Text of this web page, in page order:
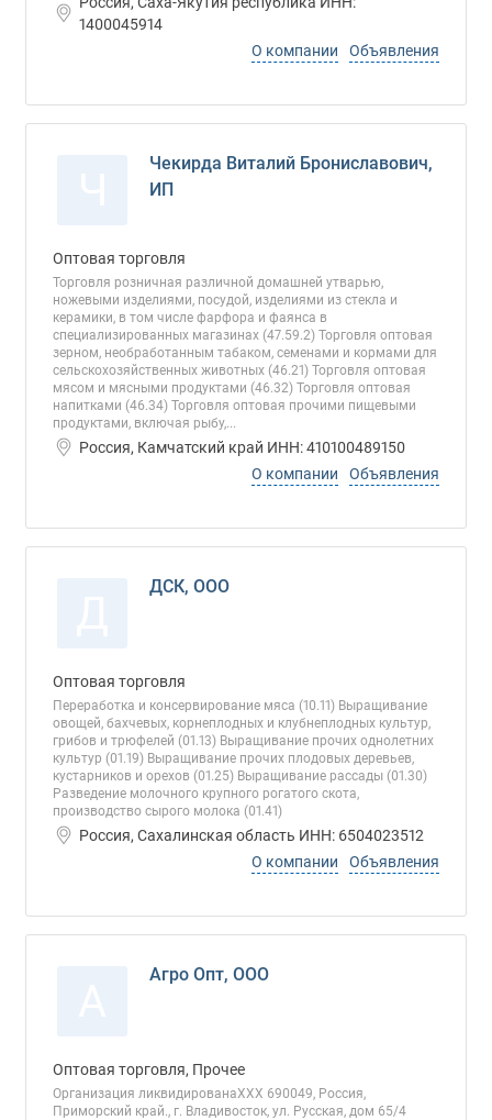
1400045914
О компании
Объявления
Чекирда Виталий Брониславович,
ИП
Оптовая торговля
Торговля розничная различной домашней утварью,
ножевыми изделиями, посудой, изделиями из стекла и
керамики, в том числе фарфора и фаянса в
специализированных магазинах (47.59.2) Торговля оптовая
зерном, необработанным табаком, семенами и кормами для
сельскохозяйственных животных (46.21) Торговля оптовая
мясом и мясными продуктами (46.32) Торговля оптовая
напитками (46.34) Торговля оптовая прочими пищевыми
продуктами, включая рыбу,...
Россия, Камчатский край ИНН: 410100489150
О компании
Объявления
ДСК, ООО
Оптовая торговля
Переработка и консервирование мяса (10.11) Выращивание
овощей, бахчевых, корнеплодных и клубнеплодных культур,
грибов и трюфелей (01.13) Выращивание прочих однолетних
культур (01.19) Выращивание прочих плодовых деревьев,
кустарников и орехов (01.25) Выращивание рассады (01.30)
Разведение молочного крупного рогатого скота,
производство сырого молока (01.41)
Россия, Сахалинская область ИНН: 6504023512
О компании
Объявления
Агро Опт, ООО
Оптовая торговля, Прочее
Организация ликвидированаХХХ 690049, Россия,
Приморский край., г. Владивосток, ул. Русская, дом 65/4